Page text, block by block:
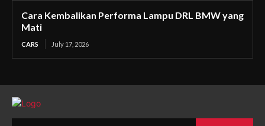
Cara Kembalikan Performa Lampu DRL BMW yang
Mati
CARS July 17, 2026